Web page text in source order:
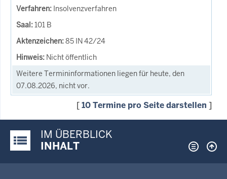
Insolvenzverfahren
101 B
85 IN 42/24
Nicht öffentlich
Weitere Termininformationen liegen für heute, den
07.08.2026, nicht vor.
[10 Termine pro Seite darstellen ]
Justiz-Portal im Überblick:
IM ÜBERBLICK
INHALT